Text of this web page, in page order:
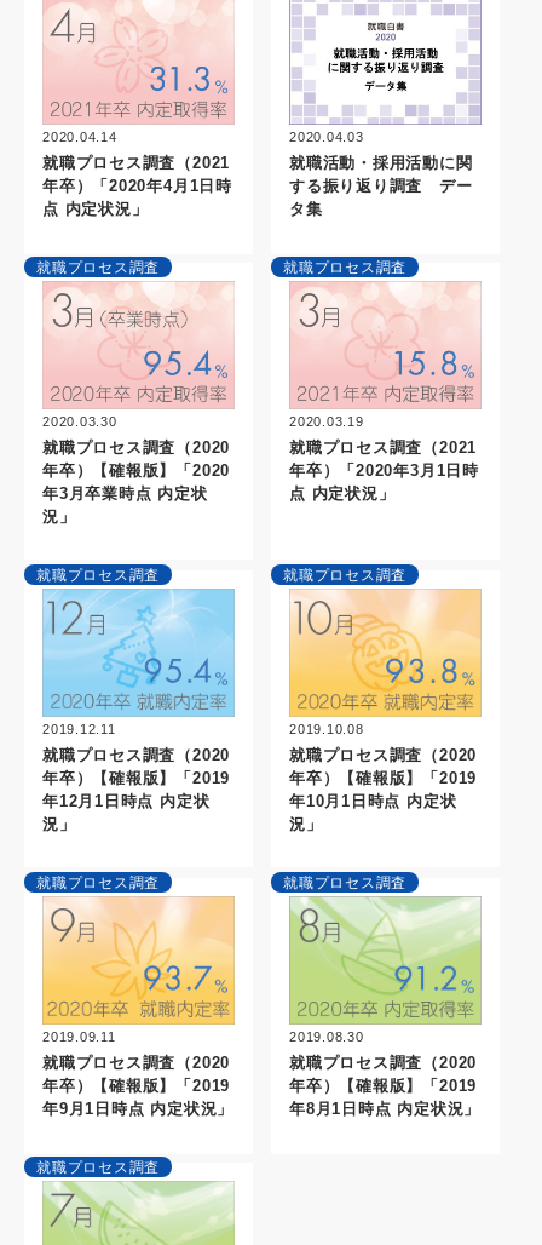
2020.04.14
就職プロセス調査（2021
年卒）「2020年4月1日時
点 内定状況」
2020.04.03
就職活動・採用活動に関
する振り返り調査 デー
タ集
就職プロセス調査
2020.03.30
就職プロセス調査（2020
年卒）【確報版】「2020
年3月卒業時点 内定状
況」
就職プロセス調査
2020.03.19
就職プロセス調査（2021
年卒）「2020年3月1日時
点 内定状況」
就職プロセス調査
2019.12.11
就職プロセス調査（2020
年卒）【確報版】「2019
年12月1日時点 内定状
況」
就職プロセス調査
2019.10.08
就職プロセス調査（2020
年卒）【確報版】「2019
年10月1日時点 内定状
況」
就職プロセス調査
2019.09.11
就職プロセス調査（2020
年卒）【確報版】「2019
年9月1日時点 内定状況」
就職プロセス調査
2019.08.30
就職プロセス調査（2020
年卒）【確報版】「2019
年8月1日時点 内定状況」
就職プロセス調査